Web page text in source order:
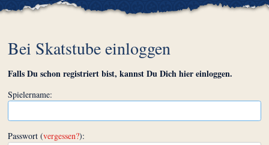
Bei Skatstube einloggen
Falls Du schon registriert bist, kannst Du Dich hier einloggen.
Spielername:
Passwort (vergessen?):